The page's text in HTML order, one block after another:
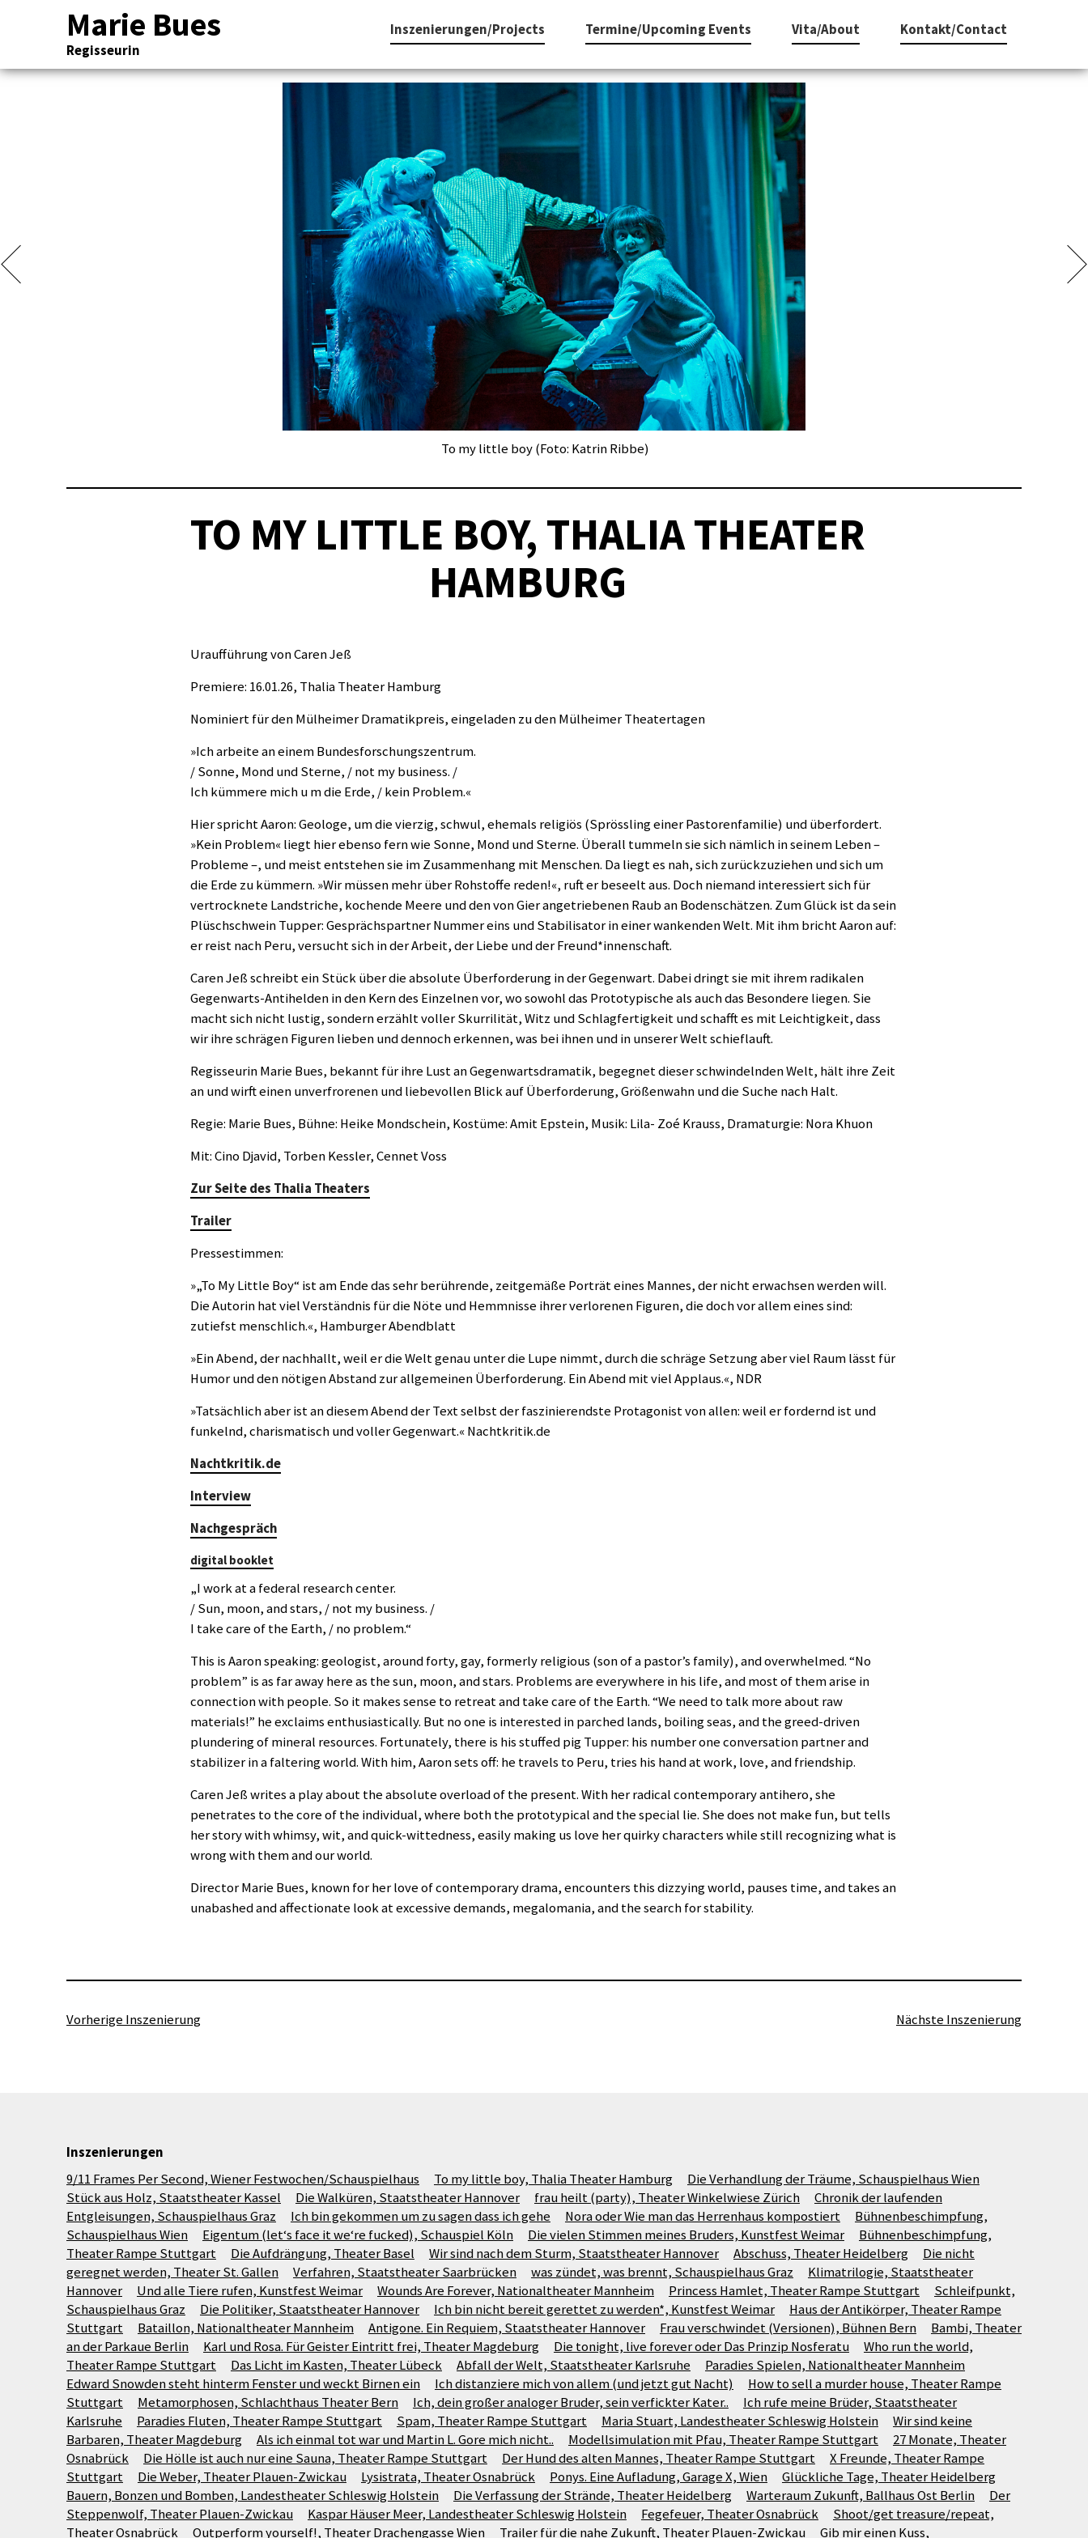
Marie Bues
Regisseurin
Inszenierungen/Projects Termine/Upcoming Events Vita/About Kontakt/Contact
To my little boy (Foto: Katrin Ribbe)
TO MY LITTLE BOY, THALIA THEATER
HAMBURG
Uraufführung von Caren Jeß
Premiere: 16.01.26, Thalia Theater Hamburg
Nominiert für den Mülheimer Dramatikpreis, eingeladen zu den Mülheimer Theatertagen
»Ich arbeite an einem Bundesforschungszentrum.
/ Sonne, Mond und Sterne, / not my business. /
Ich kümmere mich u m die Erde, / kein Problem.«
Hier spricht Aaron: Geologe, um die vierzig, schwul, ehemals religiös (Sprössling einer Pastorenfamilie) und überfordert.
»Kein Problem« liegt hier ebenso fern wie Sonne, Mond und Sterne. Überall tummeln sie sich nämlich in seinem Leben –
Probleme –, und meist entstehen sie im Zusammenhang mit Menschen. Da liegt es nah, sich zurückzuziehen und sich um
die Erde zu kümmern. »Wir müssen mehr über Rohstoffe reden!«, ruft er beseelt aus. Doch niemand interessiert sich für
vertrocknete Landstriche, kochende Meere und den von Gier angetriebenen Raub an Bodenschätzen. Zum Glück ist da sein
Plüschschwein Tupper: Gesprächspartner Nummer eins und Stabilisator in einer wankenden Welt. Mit ihm bricht Aaron auf:
er reist nach Peru, versucht sich in der Arbeit, der Liebe und der Freund*innenschaft.
Caren Jeß schreibt ein Stück über die absolute Überforderung in der Gegenwart. Dabei dringt sie mit ihrem radikalen
Gegenwarts-Antihelden in den Kern des Einzelnen vor, wo sowohl das Prototypische als auch das Besondere liegen. Sie
macht sich nicht lustig, sondern erzählt voller Skurrilität, Witz und Schlagfertigkeit und schafft es mit Leichtigkeit, dass
wir ihre schrägen Figuren lieben und dennoch erkennen, was bei ihnen und in unserer Welt schieflauft.
Regisseurin Marie Bues, bekannt für ihre Lust an Gegenwartsdramatik, begegnet dieser schwindelnden Welt, hält ihre Zeit
an und wirft einen unverfrorenen und liebevollen Blick auf Überforderung, Größenwahn und die Suche nach Halt.
Regie: Marie Bues, Bühne: Heike Mondschein, Kostüme: Amit Epstein, Musik: Lila- Zoé Krauss, Dramaturgie: Nora Khuon
Mit: Cino Djavid, Torben Kessler, Cennet Voss
Zur Seite des Thalia Theaters
Trailer
Pressestimmen:
»„To My Little Boy“ ist am Ende das sehr berührende, zeitgemäße Porträt eines Mannes, der nicht erwachsen werden will.
Die Autorin hat viel Verständnis für die Nöte und Hemmnisse ihrer verlorenen Figuren, die doch vor allem eines sind:
zutiefst menschlich.«, Hamburger Abendblatt
»Ein Abend, der nachhallt, weil er die Welt genau unter die Lupe nimmt, durch die schräge Setzung aber viel Raum lässt für
Humor und den nötigen Abstand zur allgemeinen Überforderung. Ein Abend mit viel Applaus.«, NDR
»Tatsächlich aber ist an diesem Abend der Text selbst der faszinierendste Protagonist von allen: weil er fordernd ist und
funkelnd, charismatisch und voller Gegenwart.« Nachtkritik.de
Nachtkritik.de
Interview
Nachgespräch
digital booklet
„I work at a federal research center.
/ Sun, moon, and stars, / not my business. /
I take care of the Earth, / no problem.“
This is Aaron speaking: geologist, around forty, gay, formerly religious (son of a pastor’s family), and overwhelmed. “No
problem” is as far away here as the sun, moon, and stars. Problems are everywhere in his life, and most of them arise in
connection with people. So it makes sense to retreat and take care of the Earth. “We need to talk more about raw
materials!” he exclaims enthusiastically. But no one is interested in parched lands, boiling seas, and the greed-driven
plundering of mineral resources. Fortunately, there is his stuffed pig Tupper: his number one conversation partner and
stabilizer in a faltering world. With him, Aaron sets off: he travels to Peru, tries his hand at work, love, and friendship.
Caren Jeß writes a play about the absolute overload of the present. With her radical contemporary antihero, she
penetrates to the core of the individual, where both the prototypical and the special lie. She does not make fun, but tells
her story with whimsy, wit, and quick-wittedness, easily making us love her quirky characters while still recognizing what is
wrong with them and our world.
Director Marie Bues, known for her love of contemporary drama, encounters this dizzying world, pauses time, and takes an
unabashed and affectionate look at excessive demands, megalomania, and the search for stability.
Vorherige Inszenierung Nächste Inszenierung
Inszenierungen
9/11 Frames Per Second, Wiener Festwochen/Schauspielhaus
To my little boy, Thalia Theater Hamburg
Die Verhandlung der Träume, Schauspielhaus Wien
Stück aus Holz, Staatstheater Kassel
Die Walküren, Staatstheater Hannover frau heilt (party), Theater Winkelwiese Zürich
Chronik der laufenden
Entgleisungen, Schauspielhaus Graz
Ich bin gekommen um zu sagen dass ich gehe Nora oder Wie man das Herrenhaus kompostiert
Bühnenbeschimpfung,
Schauspielhaus Wien
Eigentum (let‘s face it we‘re fucked), Schauspiel Köln Die vielen Stimmen meines Bruders, Kunstfest Weimar
Bühnenbeschimpfung,
Theater Rampe Stuttgart
Die Aufdrängung, Theater Basel Wir sind nach dem Sturm, Staatstheater Hannover Abschuss, Theater Heidelberg
Die nicht
geregnet werden, Theater St. Gallen
Verfahren, Staatstheater Saarbrücken was zündet, was brennt, Schauspielhaus Graz
Klimatrilogie, Staatstheater
Hannover
Und alle Tiere rufen, Kunstfest Weimar Wounds Are Forever, Nationaltheater Mannheim Princess Hamlet, Theater Rampe Stuttgart
Schleifpunkt,
Schauspielhaus Graz
Die Politiker, Staatstheater Hannover Ich bin nicht bereit gerettet zu werden*, Kunstfest Weimar
Haus der Antikörper, Theater Rampe
Stuttgart
Bataillon, Nationaltheater Mannheim Antigone. Ein Requiem, Staatstheater Hannover Frau verschwindet (Versionen), Bühnen Bern
Bambi, Theater
an der Parkaue Berlin
Karl und Rosa. Für Geister Eintritt frei, Theater Magdeburg Die tonight, live forever oder Das Prinzip Nosferatu
Who run the world,
Theater Rampe Stuttgart
Das Licht im Kasten, Theater Lübeck Abfall der Welt, Staatstheater Karlsruhe
Paradies Spielen, Nationaltheater Mannheim
Edward Snowden steht hinterm Fenster und weckt Birnen ein
Ich distanziere mich von allem (und jetzt gut Nacht)
How to sell a murder house, Theater Rampe
Stuttgart
Metamorphosen, Schlachthaus Theater Bern Ich, dein großer analoger Bruder, sein verfickter Kater..
Ich rufe meine Brüder, Staatstheater
Karlsruhe
Paradies Fluten, Theater Rampe Stuttgart Spam, Theater Rampe Stuttgart Maria Stuart, Landestheater Schleswig Holstein
Wir sind keine
Barbaren, Theater Magdeburg
Als ich einmal tot war und Martin L. Gore mich nicht.. Modellsimulation mit Pfau, Theater Rampe Stuttgart
27 Monate, Theater
Osnabrück
Die Hölle ist auch nur eine Sauna, Theater Rampe Stuttgart Der Hund des alten Mannes, Theater Rampe Stuttgart
X Freunde, Theater Rampe
Stuttgart
Die Weber, Theater Plauen-Zwickau Lysistrata, Theater Osnabrück Ponys. Eine Aufladung, Garage X, Wien
Glückliche Tage, Theater Heidelberg
Bauern, Bonzen und Bomben, Landestheater Schleswig Holstein
Die Verfassung der Strände, Theater Heidelberg Warteraum Zukunft, Ballhaus Ost Berlin
Der
Steppenwolf, Theater Plauen-Zwickau
Kaspar Häuser Meer, Landestheater Schleswig Holstein Fegefeuer, Theater Osnabrück
Shoot/get treasure/repeat,
Theater Osnabrück
Outperform yourself!, Theater Drachengasse Wien Trailer für die nahe Zukunft, Theater Plauen-Zwickau Gib mir einen Kuss,